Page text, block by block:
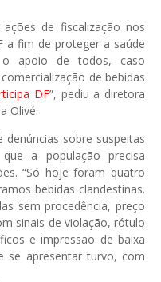
ações de fiscalização nos
a fim de proteger a saúde
o apoio de todos, caso
de bebidas
DF”, pediu a diretora
Olivé.
sobre suspeitas
a população precisa
“Só hoje foram quatro
bebidas clandestinas.
sem procedência, preço
sinais de violação, rótulo
e impressão de baixa
se apresentar turvo, com